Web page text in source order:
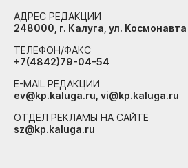
АДРЕС РЕДАКЦИИ
248000, г. Калуга, ул.
ТЕЛЕФОН/ФАКС
+7(4842)79-04-54
E-MAIL РЕДАКЦИИ
ev@kp.kaluga.ru, vi@kp.kaluga.ru
ОТДЕЛ РЕКЛАМЫ НА САЙТЕ
sz@kp.kaluga.ru